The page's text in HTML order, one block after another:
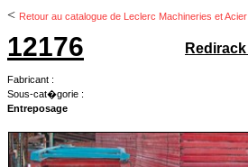
< Retour au catalogue de Leclerc Machineries et
12176
Fabricant :
Sous-cat�gorie :
Entreposage